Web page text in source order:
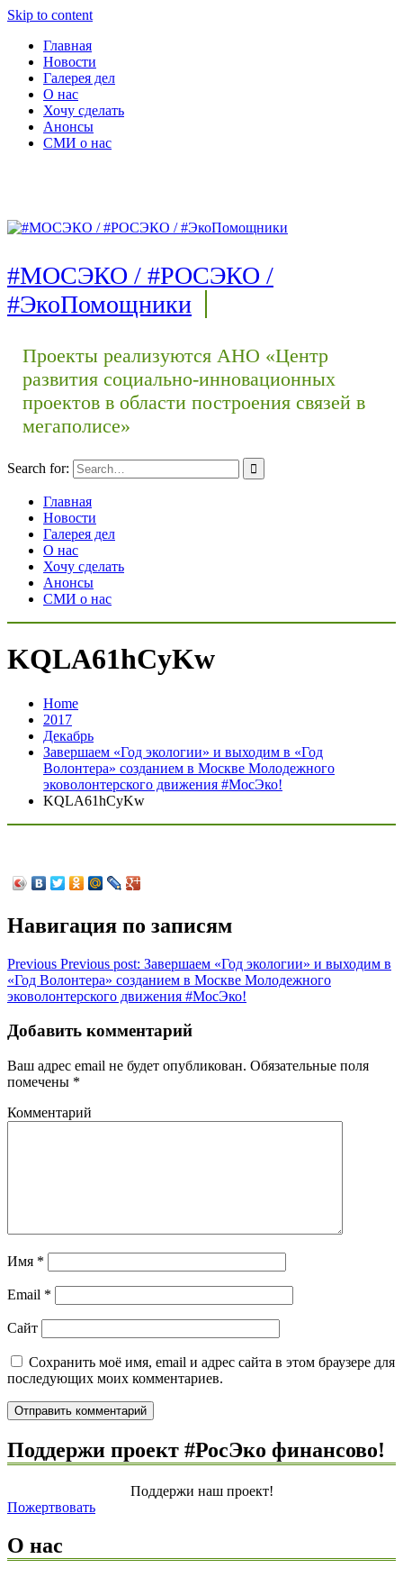
Skip to content
Главная
Новости
Галерея дел
О нас
Хочу сделать
Анонсы
СМИ о нас
#МОСЭКО / #РОСЭКО /
#ЭкоПомощники
Проекты реализуются АНО «Центр
развития социально-инновационных
проектов в области построения связей в
мегаполисе»
Search for:
Главная
Новости
Галерея дел
О нас
Хочу сделать
Анонсы
СМИ о нас
KQLA61hCyKw
Home
2017
Декабрь
Завершаем «Год экологии» и выходим в «Год
Волонтера» созданием в Москве Молодежного
эковолонтерского движения #МосЭко!
KQLA61hCyKw
Навигация по записям
Previous Previous post: Завершаем «Год экологии» и выходим в
«Год Волонтера» созданием в Москве Молодежного
эковолонтерского движения #МосЭко!
Добавить комментарий
Ваш адрес email не будет опубликован. Обязательные поля
помечены *
Комментарий
Имя *
Email *
Сайт
Сохранить моё имя, email и адрес сайта в этом браузере для
последующих моих комментариев.
Поддержи проект #РосЭко финансово!
Поддержи наш проект!
Пожертвовать
О нас